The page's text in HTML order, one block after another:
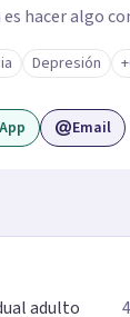
hacer algo
generando
Depresión
Email
adulto